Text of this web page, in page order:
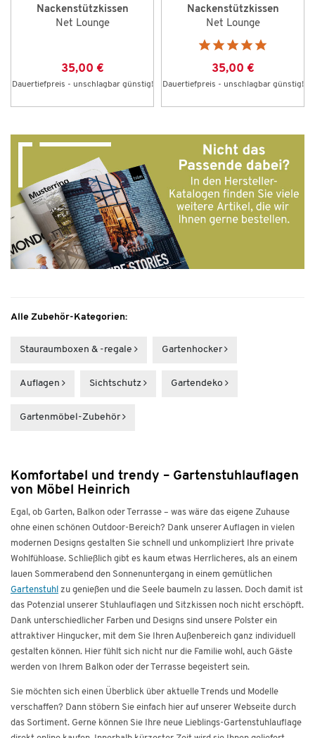
Nackenstützkissen
Net Lounge
35,00 €
Dauertiefpreis - unschlagbar günstig!
Nackenstützkissen
Net Lounge
35,00 €
Dauertiefpreis - unschlagbar günstig!
Alle Zubehör-Kategorien:
Stauraumboxen & -regale Gartenhocker
Auflagen Sichtschutz Gartendeko
Gartenmöbel-Zubehör
Komfortabel und trendy – Gartenstuhlauflagen
von Möbel Heinrich
Egal, ob Garten, Balkon oder Terrasse – was wäre das eigene Zuhause
ohne einen schönen Outdoor-Bereich? Dank unserer Auflagen in vielen
modernen Designs gestalten Sie schnell und unkompliziert Ihre private
Wohlfühloase. Schließlich gibt es kaum etwas Herrlicheres, als an einem
lauen Sommerabend den Sonnenuntergang in einem gemütlichen
Gartenstuhl zu genießen und die Seele baumeln zu lassen. Doch damit ist
das Potenzial unserer Stuhlauflagen und Sitzkissen noch nicht erschöpft.
Dank unterschiedlicher Farben und Designs sind unsere Polster ein
attraktiver Hingucker, mit dem Sie Ihren Außenbereich ganz individuell
gestalten können. Hier fühlt sich nicht nur die Familie wohl, auch Gäste
werden von Ihrem Balkon oder der Terrasse begeistert sein.
Sie möchten sich einen Überblick über aktuelle Trends und Modelle
verschaffen? Dann stöbern Sie einfach hier auf unserer Webseite durch
das Sortiment. Gerne können Sie Ihre neue Lieblings-Gartenstuhlauflage